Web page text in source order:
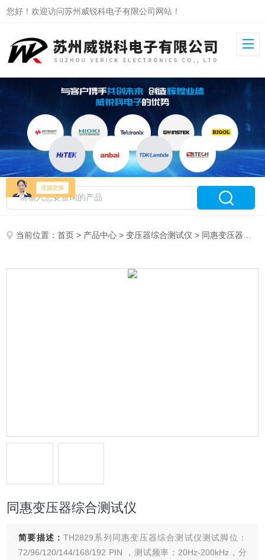
您好！欢迎访问苏州威锐科电子有限公司网站！
当前位置：首页 > 产品中心 >变压器综合测试仪 > 同惠变压器综合测试仪
同惠变压器综合测试仪
简要描述：TH2829系列同惠变压器综合测试仪测试脚位：
72/96/120/144/168/192 PIN ，测试频率：20Hz-200kHz，分